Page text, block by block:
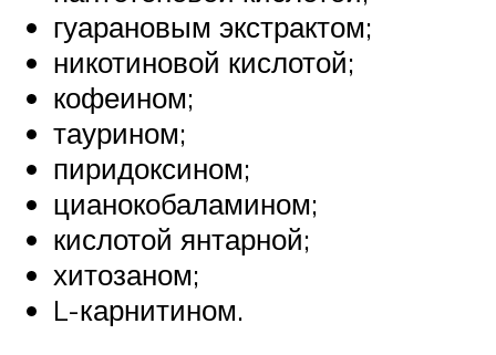
гуарановым экстрактом;
никотиновой кислотой;
кофеином;
таурином;
пиридоксином;
цианокобаламином;
кислотой янтарной;
хитозаном;
L-карнитином.